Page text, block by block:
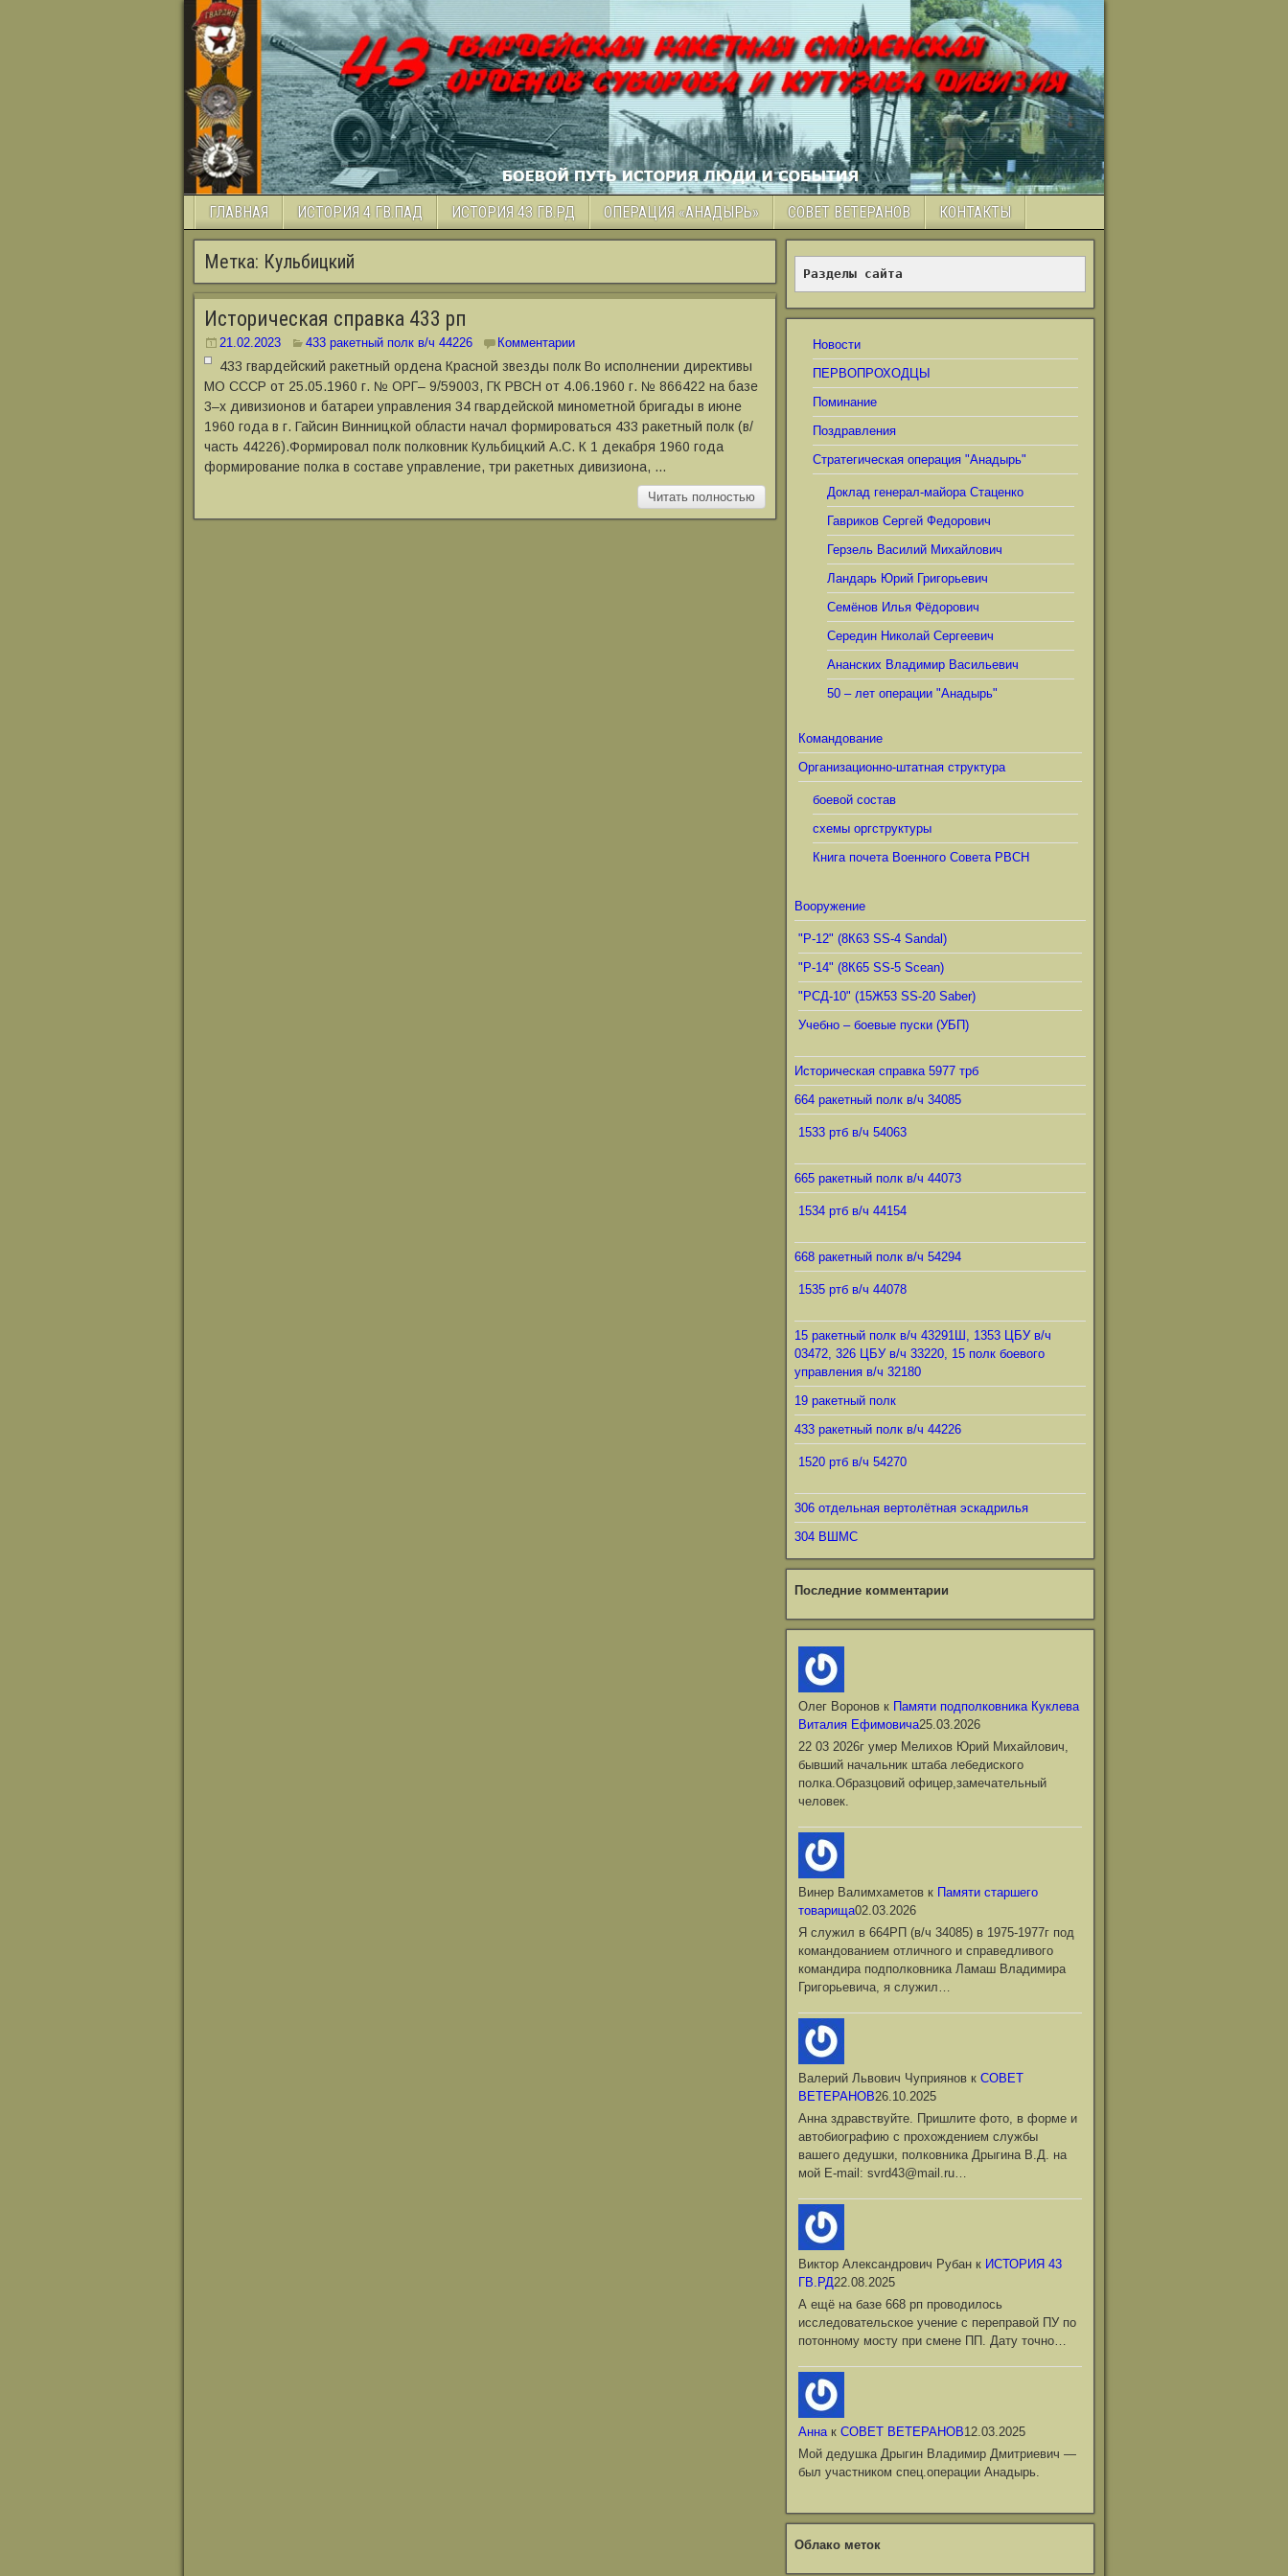
ГЛАВНАЯ ИСТОРИЯ 4 ГВ.ПАД ИСТОРИЯ 43 ГВ.РД ОПЕРАЦИЯ «АНАДЫРЬ» СОВЕТ ВЕТЕРАНОВ КОНТАКТЫ
Метка: Кульбицкий
Историческая справка 433 рп
21.02.2023 433 ракетный полк в/ч 44226 Комментарии
433 гвардейский ракетный ордена Красной звезды полк Во исполнении директивы
МО СССР от 25.05.1960 г. № ОРГ– 9/59003, ГК РВСН от 4.06.1960 г. № 866422 на базе
3–х дивизионов и батареи управления 34 гвардейской минометной бригады в июне
1960 года в г. Гайсин Винницкой области начал формироваться 433 ракетный полк (в/
часть 44226).Формировал полк полковник Кульбицкий А.С. К 1 декабря 1960 года
формирование полка в составе управление, три ракетных дивизиона, …
Читать полностью
Разделы сайта
Новости
ПЕРВОПРОХОДЦЫ
Поминание
Поздравления
Стратегическая операция "Анадырь"
Доклад генерал-майора Стаценко
Гавриков Сергей Федорович
Герзель Василий Михайлович
Ландарь Юрий Григорьевич
Семёнов Илья Фёдорович
Середин Николай Сергеевич
Ананских Владимир Васильевич
50 – лет операции "Анадырь"
Командование
Организационно-штатная структура
боевой состав
схемы оргструктуры
Книга почета Военного Совета РВСН
Вооружение
"Р-12" (8К63 SS-4 Sandal)
"Р-14" (8К65 SS-5 Scean)
"РСД-10" (15Ж53 SS-20 Saber)
Учебно – боевые пуски (УБП)
Историческая справка 5977 трб
664 ракетный полк в/ч 34085
1533 ртб в/ч 54063
665 ракетный полк в/ч 44073
1534 ртб в/ч 44154
668 ракетный полк в/ч 54294
1535 ртб в/ч 44078
15 ракетный полк в/ч 43291Ш, 1353 ЦБУ в/ч
03472, 326 ЦБУ в/ч 33220, 15 полк боевого
управления в/ч 32180
19 ракетный полк
433 ракетный полк в/ч 44226
1520 ртб в/ч 54270
306 отдельная вертолётная эскадрилья
304 ВШМС
Последние комментарии
Олег Вороновк Памяти подполковника Куклева
Виталия Ефимовича25.03.2026
22 03 2026г умер Мелихов Юрий Михайлович,
бывший начальник штаба лебедиского
полка.Образцовий офицер,замечательный
человек.
Винер Валимхаметовк Памяти старшего
товарища02.03.2026
Я служил в 664РП (в/ч 34085) в 1975-1977г под
командованием отличного и справедливого
командира подполковника Ламаш Владимира
Григорьевича, я служил…
Валерий Львович Чуприяновк СОВЕТ
ВЕТЕРАНОВ26.10.2025
Анна здравствуйте. Пришлите фото, в форме и
автобиографию с прохождением службы
вашего дедушки, полковника Дрыгина В.Д. на
мой Е-mail: svrd43@mail.ru…
Виктор Александрович Рубанк ИСТОРИЯ 43
ГВ.РД22.08.2025
А ещё на базе 668 рп проводилось
исследовательское учение с переправой ПУ по
потонному мосту при смене ПП. Дату точно…
Аннак СОВЕТ ВЕТЕРАНОВ12.03.2025
Мой дедушка Дрыгин Владимир Дмитриевич —
был участником спец.операции Анадырь.
Облако меток